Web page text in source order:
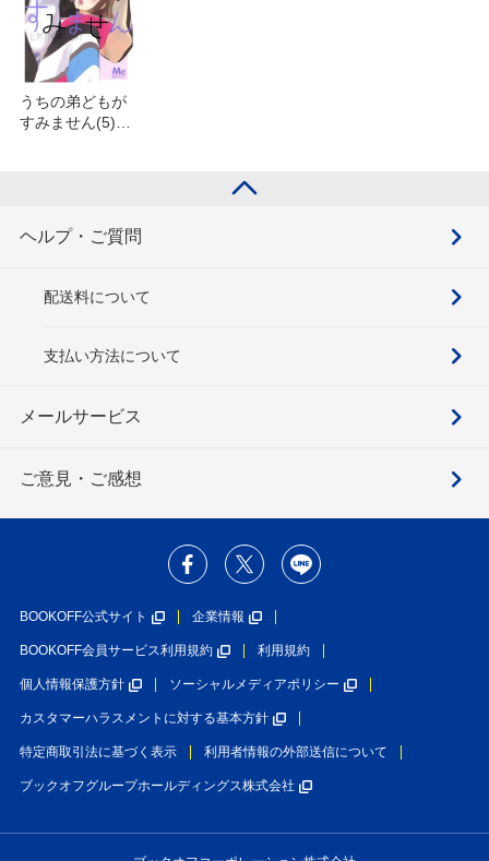
うちの弟どもが
すみません(5)を
ヘルプ・ご質問
配送料について
支払い方法について
メールサービス
ご意見・ご感想
BOOKOFF公式サイト 企業情報
BOOKOFF会員サービス利用規約 利用規約
個人情報保護方針 ソーシャルメディアポリシー
カスタマーハラスメントに対する基本方針
特定商取引法に基づく表示 利用者情報の外部送信について
ブックオフグループホールディングス株式会社